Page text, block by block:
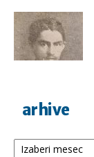
arhive
Arhive